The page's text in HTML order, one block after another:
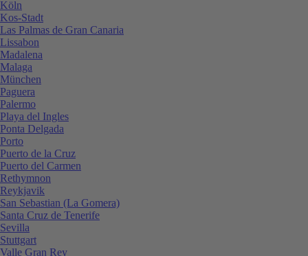
Köln
Kos-Stadt
Las Palmas de Gran Canaria
Lissabon
Madalena
Malaga
München
Paguera
Palermo
Playa del Ingles
Ponta Delgada
Porto
Puerto de la Cruz
Puerto del Carmen
Rethymnon
Reykjavik
San Sebastian (La Gomera)
Santa Cruz de Tenerife
Sevilla
Stuttgart
Valle Gran Rey